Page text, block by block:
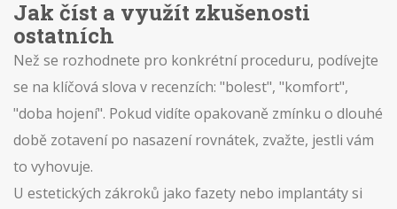
Jak číst a využít zkušenosti
ostatních
Než se rozhodnete pro konkrétní proceduru, podívejte
se na klíčová slova v recenzích: "bolest", "komfort",
"doba hojení". Pokud vidíte opakovaně zmínku o dlouhé
době zotavení po nasazení rovnátek, zvažte, jestli vám
to vyhovuje.
U estetických zákroků jako fazety nebo implantáty si